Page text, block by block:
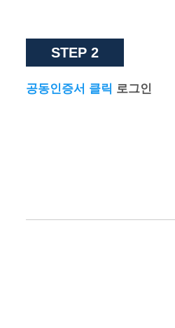
STEP 2
공동인증서 클릭 로그인